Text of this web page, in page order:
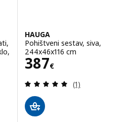
5 zvezde. Skupno število
HAUGA
Pohištveni sestav, siva,
244x46x116 cm
387€
Cena 387€
Pregled: 5 iz 5
(1)